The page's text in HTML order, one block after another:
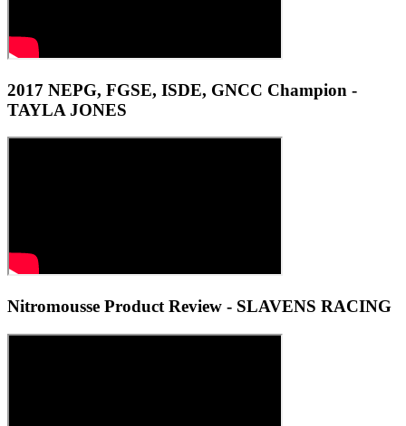
2017 NEPG, FGSE, ISDE, GNCC Champion -
TAYLA JONES
Nitromousse Product Review - SLAVENS RACING